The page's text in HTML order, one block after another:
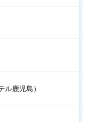
鹿児島）